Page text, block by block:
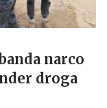
narco
droga